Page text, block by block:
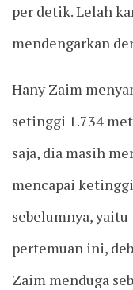
per detik. Lelah
mendengarkan
Hany Zaim
setinggi 1.734
saja, dia masih
mencapai
sebelumnya,
pertemuan ini,
Zaim menduga